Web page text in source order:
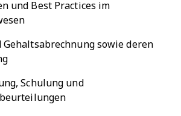
und Best Practices im
Gehaltsabrechnung sowie deren
Schulung und